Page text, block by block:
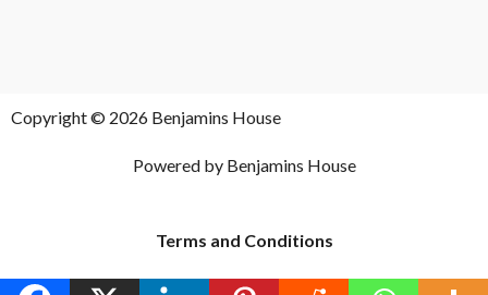
Copyright © 2026 Benjamins House
Powered by Benjamins House
Terms and Conditions